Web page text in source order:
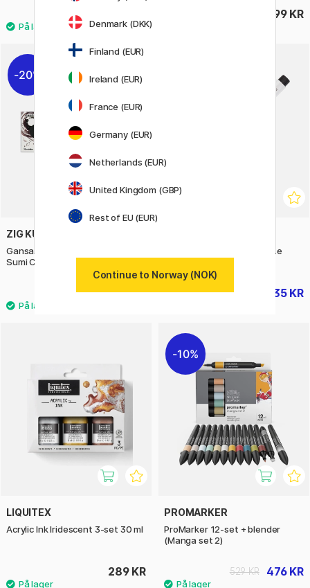
529 KR 999 KR
20%
ZIG KURETAKE
Gansai Tambi Aquarelle 6-set
Sumi Colors
184 KR
229 KR
PITT Artist Brush Pen White
35 KR
LIQUITEX
Acrylic Ink Iridescent 3-set 30 ml
289 KR
10%
PROMARKER
ProMarker 12-set + blender
(Manga set 2)
476 KR
529 KR
Denmark (DKK)
Finland (EUR)
Ireland (EUR)
France (EUR)
Germany (EUR)
Netherlands (EUR)
United Kingdom (GBP)
Rest of EU (EUR)
Continue to Norway (NOK)